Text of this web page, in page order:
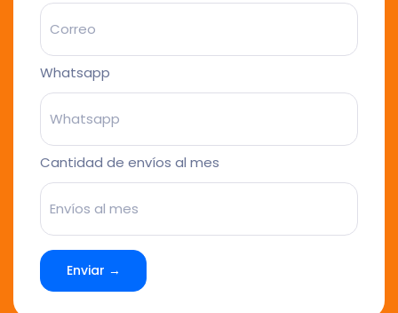
Whatsapp
Cantidad de envíos al mes
Enviar →